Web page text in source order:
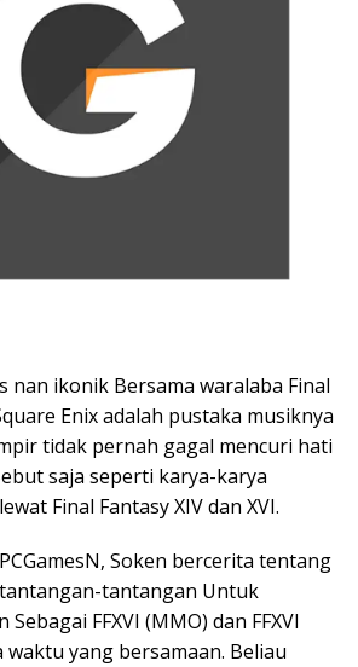
nan ikonik Bersama waralaba Final
Enix adalah pustaka musiknya
tidak pernah gagal mencuri hati
saja seperti karya-karya
Final Fantasy XIV dan XVI.
Soken bercerita tentang
tantangan Untuk
FFXVI (MMO) dan FFXVI
waktu yang bersamaan. Beliau